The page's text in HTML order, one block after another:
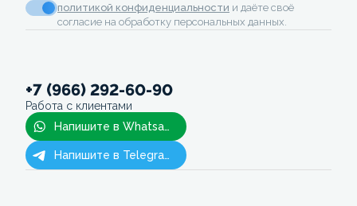
политикой конфиденциальности и даёте своё
согласие на обработку персональных данных.
+7 (966) 292-60-90
Работа с клиентами
Напишите в Whatsapp
Напишите в Telegram